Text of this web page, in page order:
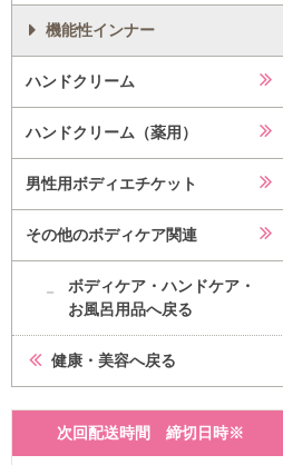
機能性インナー
ハンドクリーム
ハンドクリーム（薬用）
男性用ボディエチケット
その他のボディケア関連
ボディケア・ハンドケア・
お風呂用品へ戻る
健康・美容へ戻る
次回配送時間 締切日時※